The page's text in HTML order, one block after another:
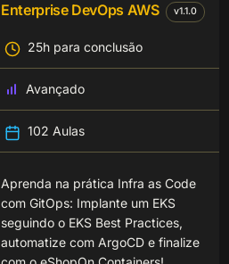
Enterprise DevOps AWS v1.1.0
25h para conclusão
Avançado
102 Aulas
Aprenda na prática Infra as Code
com GitOps: Implante um EKS
seguindo o EKS Best Practices,
automatize com ArgoCD e finalize